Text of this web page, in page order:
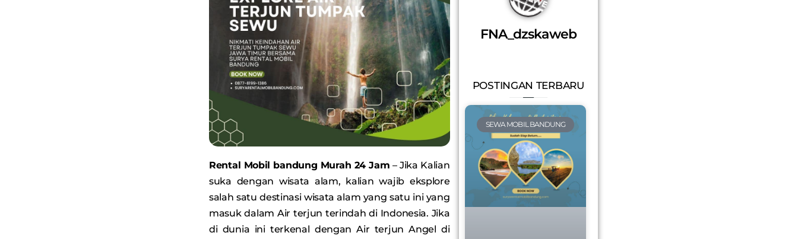
Rental Mobil bandung Murah 24 Jam – Jika Kalian
suka dengan wisata alam, kalian wajib eksplore
salah satu destinasi wisata alam yang satu ini yang
masuk dalam Air terjun terindah di Indonesia. Jika
di dunia ini terkenal dengan Air terjun Angel di
FNA_dzskaweb
POSTINGAN TERBARU
SEWA MOBIL BANDUNG